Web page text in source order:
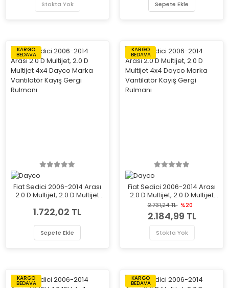
Stokta Yok Sepete Ekle
KARGO
BEDAVA
Fiat Sedici 2006-2014 Arası
2.0 D Multijet, 2.0 D Multijet
Kayış Gergi Rulmanı
1.722,02 TL
Sepete Ekle
KARGO
BEDAVA
Fiat Sedici 2006-2014 Arası
2.0 D Multijet, 2.0 D Multijet
4x4 Dayco Marka Vantilatör
Kayış Gergi Rulmanı
2.731,24 TL %20
2.184,99 TL
Stokta Yok
KARGO
BEDAVA
KARGO
BEDAVA